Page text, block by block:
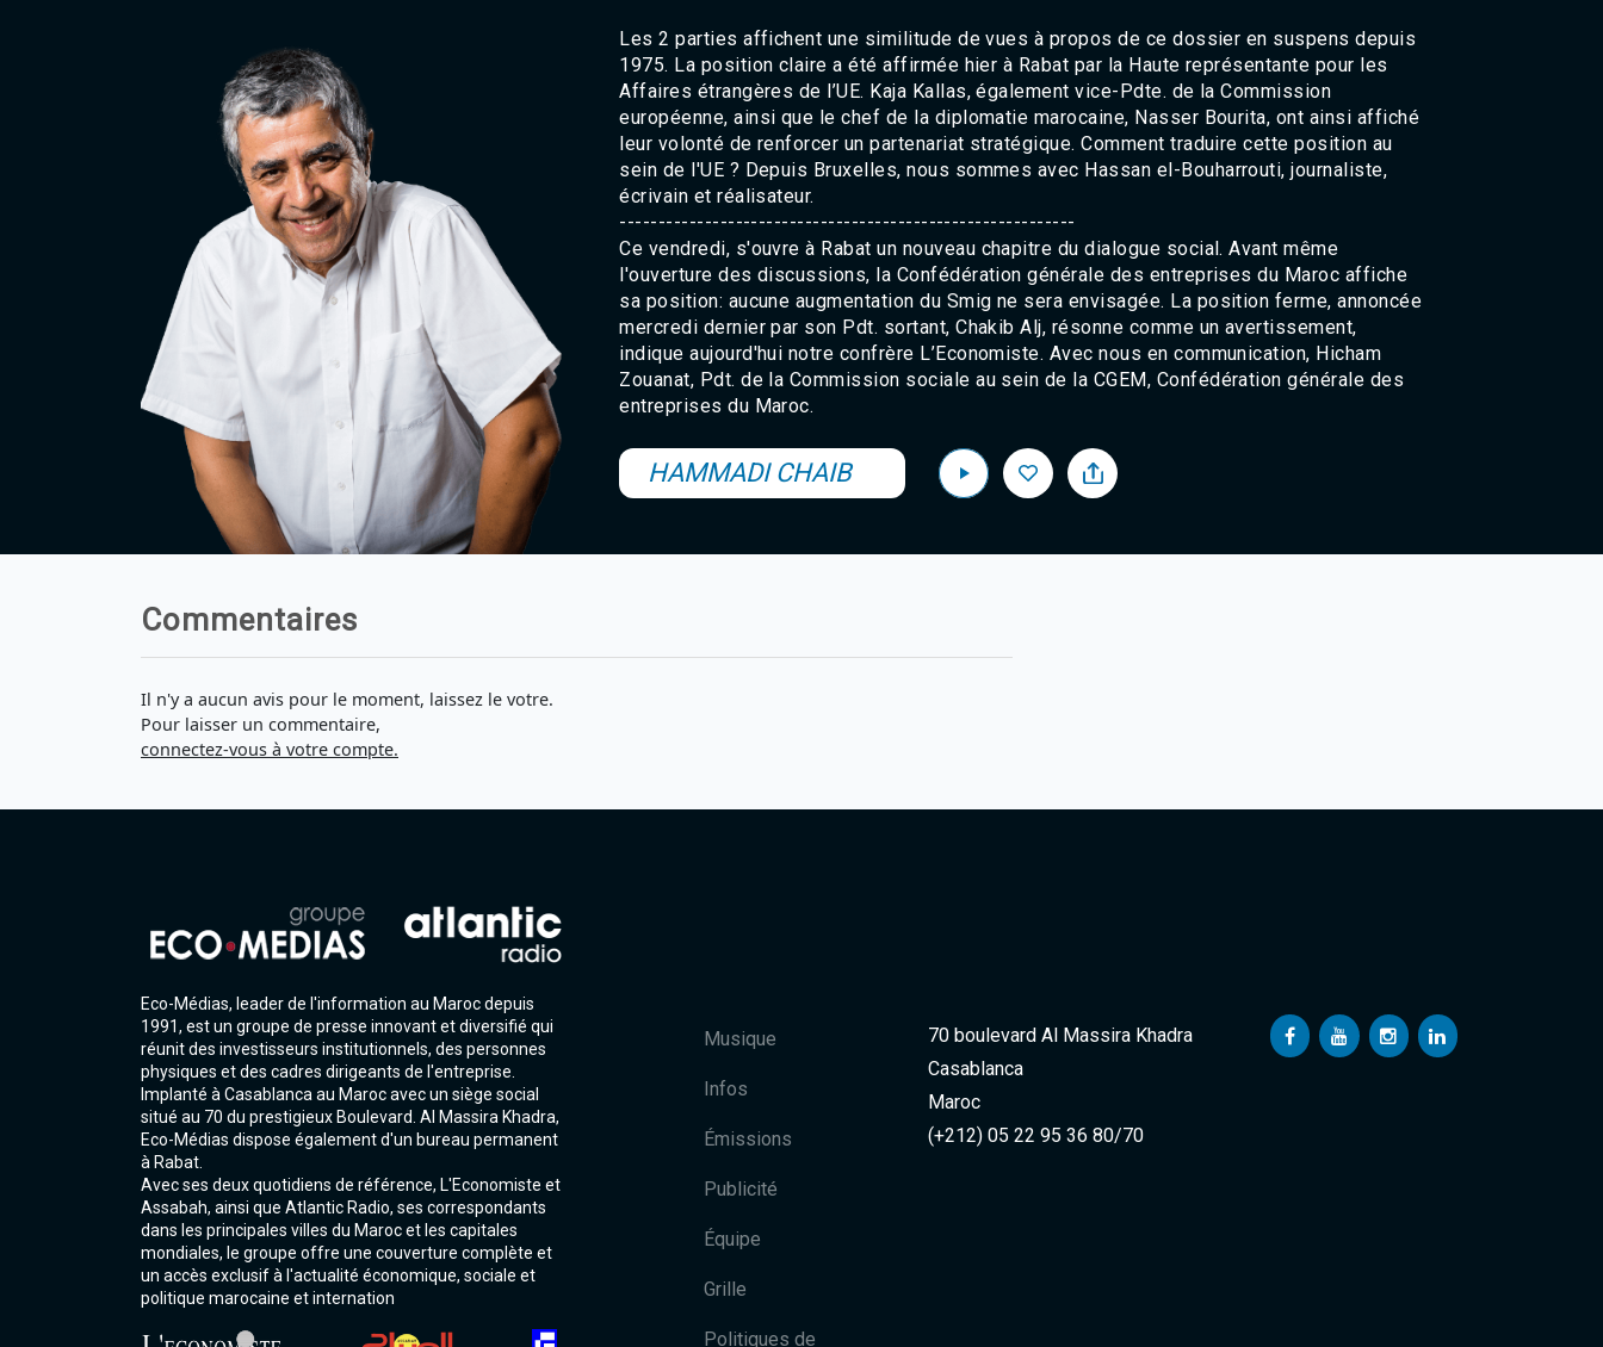
Taounate 95.6
Tiznit 103.1
SkhourRhamna 92.2
Taroudant 104.9
Guelmim 91.9
Tan-Tan 95.2
Tafraout 104.9
Les 2 parties affichent une similitude de vues à propos de ce dossier en suspens depuis
1975. La position claire a été affirmée hier à Rabat par la Haute représentante pour les
Affaires étrangères de l’UE. Kaja Kallas, également vice-Pdte. de la Commission
européenne, ainsi que le chef de la diplomatie marocaine, Nasser Bourita, ont ainsi affiché
leur volonté de renforcer un partenariat stratégique. Comment traduire cette position au
sein de l'UE ? Depuis Bruxelles, nous sommes avec Hassan el-Bouharrouti, journaliste,
écrivain et réalisateur.
-----------------------------------------------------------
Ce vendredi, s'ouvre à Rabat un nouveau chapitre du dialogue social. Avant même
l'ouverture des discussions, la Confédération générale des entreprises du Maroc affiche
sa position: aucune augmentation du Smig ne sera envisagée. La position ferme, annoncée
mercredi dernier par son Pdt. sortant, Chakib Alj, résonne comme un avertissement,
indique aujourd'hui notre confrère L’Economiste. Avec nous en communication, Hicham
Zouanat, Pdt. de la Commission sociale au sein de la CGEM, Confédération générale des
entreprises du Maroc.
HAMMADI CHAIB
Commentaires
Il n'y a aucun avis pour le moment, laissez le votre.
Pour laisser un commentaire,
connectez-vous à votre compte.
Eco-Médias, leader de l'information au Maroc depuis
1991, est un groupe de presse innovant et diversifié qui
réunit des investisseurs institutionnels, des personnes
physiques et des cadres dirigeants de l'entreprise.
Implanté à Casablanca au Maroc avec un siège social
situé au 70 du prestigieux Boulevard. Al Massira Khadra,
Eco-Médias dispose également d'un bureau permanent
à Rabat.
Avec ses deux quotidiens de référence, L'Economiste et
Assabah, ainsi que Atlantic Radio, ses correspondants
dans les principales villes du Maroc et les capitales
mondiales, le groupe offre une couverture complète et
un accès exclusif à l'actualité économique, sociale et
politique marocaine et internation
Musique
Infos
Émissions
Publicité
Équipe
Grille
Politiques de
70 boulevard Al Massira Khadra
Casablanca
Maroc
(+212) 05 22 95 36 80/70